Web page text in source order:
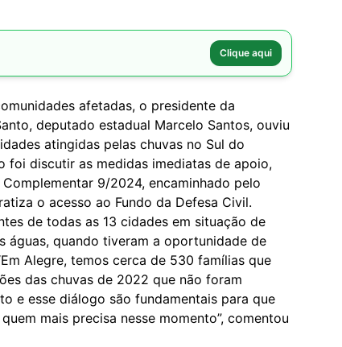
Clique aqui
afetadas, o presidente da
deputado estadual Marcelo Santos, ouviu
atingidas pelas chuvas no Sul do
foi discutir as medidas imediatas de apoio,
9/2024, encaminhado pelo
o acesso ao Fundo da Defesa Civil.
de todas as 13 cidades em situação de
águas, quando tiveram a oportunidade de
Alegre, temos cerca de 530 famílias que
das chuvas de 2022 que não foram
e esse diálogo são fundamentais para que
mais precisa nesse momento”, comentou